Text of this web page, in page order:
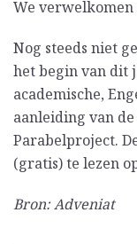
We
Nog steeds niet
het begin van dit
academische,
aanleiding van
Parabelproject.
(gratis) te lezen
Bron: Adveniat